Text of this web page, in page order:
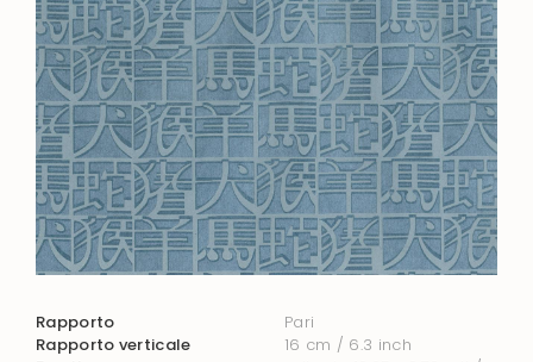
Rapporto
Pari
Rapporto verticale
16 cm / 6.3 inch